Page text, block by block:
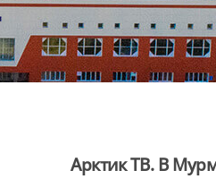
Арктик ТВ. В